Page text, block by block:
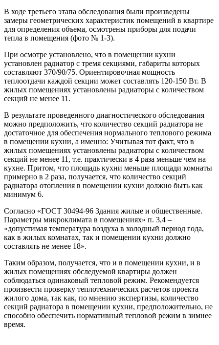
В ходе третьего этапа обследования были произведены
замеры геометрических характеристик помещений в квартире
для определения объема, осмотрены приборы для подачи
тепла в помещения (фото № 1-3).
При осмотре установлено, что в помещении кухни
установлен радиатор с тремя секциями, габариты которых
составляют 370/90/75. Ориентировочная мощность
теплоотдачи каждой секции может составлять 120-150 Вт. В
жилых помещениях установлены радиаторы с количеством
секций не менее 11.
В результате проведенного диагностического обследования
можно предположить, что количество секций радиатора не
достаточное для обеспечения нормального теплового режима
в помещении кухни, а именно: Учитывая тот факт, что в
жилых помещениях установлены радиаторы с количеством
секций не менее 11, т.е. практически в 4 раза меньше чем на
кухне. Притом, что площадь кухни меньше площади комнаты
примерно в 2 раза, получается, что количество секций
радиатора отопления в помещении кухни должно быть как
минимум 6.
Согласно «ГОСТ 30494-96 Здания жилые и общественные.
Параметры микроклимата в помещениях» п. 3,4 –
«допустимая температура воздуха в холодный период года,
как в жилых комнатах, так и помещении кухни должно
составлять не менее 18».
Таким образом, получается, что и в помещении кухни, и в
жилых помещениях обследуемой квартиры должен
соблюдаться одинаковый тепловой режим. Рекомендуется
произвести проверку теплотехнических расчетов проекта
жилого дома, так как, по мнению экспертизы, количество
секций радиатора в помещении кухни, предположительно, не
способно обеспечить нормативный тепловой режим в зимнее
время.